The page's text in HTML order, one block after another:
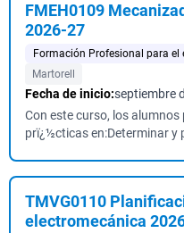
FMEH0109
2026-27
Formación Profesional para el
Martorell
Fecha de inicio:septiembre
Con este curso, los
prï¿½cticas en:Determinar y
TMVG0110
electromecánica